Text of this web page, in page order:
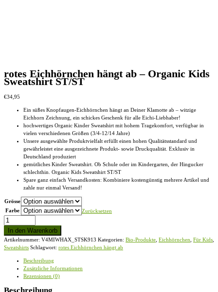
rotes Eichhörnchen hängt ab – Organic Kids
Sweatshirt ST/ST
€34,95
Ein süßes Knopfaugen-Eichhörnchen hängt an Deiner Klamotte ab – witzige
Eichhorn Zeichnung, ein schickes Geschenk für alle Eichi-Liebhaber!
hochwertiges Organic Kinder Sweatshirt mit hohem Tragekomfort, verfügbar in
vielen verschiedenen Größen (3/4-12/14 Jahre)
Unsere ausgewählte Produktvielfalt erfüllt einen hohen Qualitätsstandard und
gewährleistet eine ausgezeichnete Produkt- sowie Druckqualität. Exklusiv in
Deutschland produziert
gemütliches Kinder Sweatshirt. Ob Schule oder im Kindergarten, der Hingucker
schlechthin. Organic Kids Sweatshirt ST/ST
Spare ganz einfach Versandkosten: Kombiniere kostengünstig mehrere Artikel und
zahle nur einmal Versand!
Grösse
Farbe
Zurücksetzen
rotes
Eichhörnchen
hängt
ab
-
Sweatshirt
Menge
In den Warenkorb
Artikelnummer: V4MIWHAX_STSK913 Kategorien: Bio-Produkte Eichhörnchen Für Kids
Sweatshirts Schlagwort: rotes Eichhörnchen hängt ab
Beschreibung
Zusätzliche Informationen
Rezensionen (0)